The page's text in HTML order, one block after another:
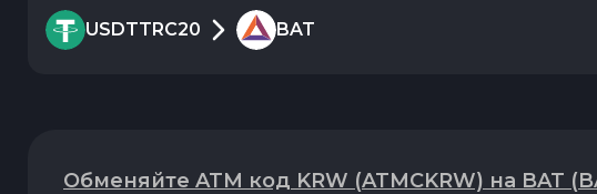
USDTTRC20 BAT
Обменяйте ATM код KRW (ATMCKRW) на BAT